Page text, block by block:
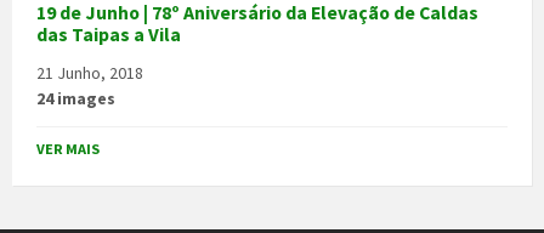
19 de Junho | 78º Aniversário da Elevação de Caldas
das Taipas a Vila
21 Junho, 2018
24 images
VER MAIS